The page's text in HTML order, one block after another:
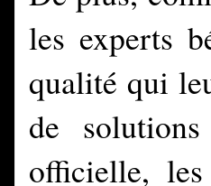
les experts
qualité qui
de
officielle,